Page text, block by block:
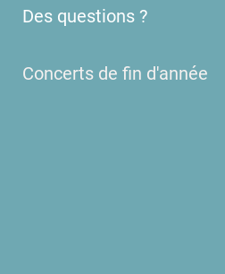
Des questions ?
Concerts de fin d'année